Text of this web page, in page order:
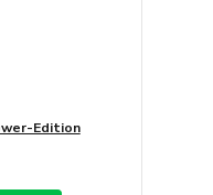
Edition